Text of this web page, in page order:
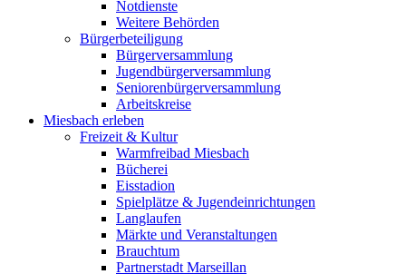
Notdienste
Weitere Behörden
Bürgerbeteiligung
Bürgerversammlung
Jugendbürgerversammlung
Seniorenbürgerversammlung
Arbeitskreise
Miesbach erleben
Freizeit & Kultur
Warmfreibad Miesbach
Bücherei
Eisstadion
Spielplätze & Jugendeinrichtungen
Langlaufen
Märkte und Veranstaltungen
Brauchtum
Partnerstadt Marseillan